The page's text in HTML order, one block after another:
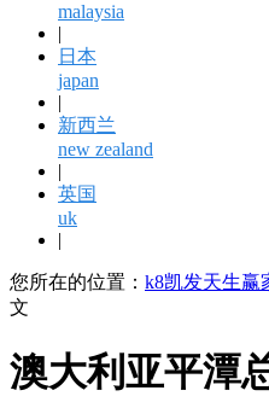
malaysia
|
日本
japan
|
新西兰
new zealand
|
英国
uk
|
您所在的位置： k8凯发天生赢
文
澳大利亚平潭